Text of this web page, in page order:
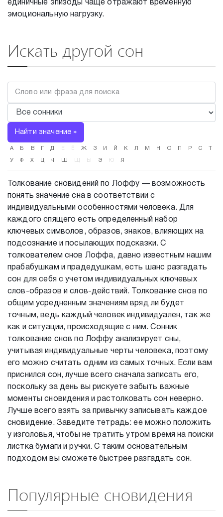
единичные эпизоды чаще отражают временную
эмоциональную нагрузку.
Искать другой сон
Найти значение »
А Б В Д Е Ё Ж З И Й К Л М Н О Р С
У Ф Х Ц Ч Ш Щ Ы Э Ю Я
Толкование сновидений по Лоффу — возможность
понять значение сна в соответствии с
индивидуальными особенностями человека. Для
каждого спящего есть определенный набор
ключевых символов, образов, знаков, влияющих на
подсознание и посылающих подсказки. С
толкователем снов Лоффа, давно известным нашим
прабабушкам и прадедушкам, есть шанс разгадать
сон для себя с учетом индивидуальных ключевых
слов-образов и слов-действий. Толкование снов по
общим усредненным значениям вряд ли будет
точным, ведь каждый человек индивидуален, так же
как и ситуации, происходящие с ним. Сонник
толкование снов по Лоффу анализирует сны,
учитывая индивидуальные черты человека, поэтому
его можно считать одним из самых точных. Если вам
приснился сон, лучше всего сначала записать его,
поскольку за день вы рискуете забыть важные
моменты сновидения и растолковать сон неверно.
Лучше всего взять за привычку записывать каждое
сновидение. Заведите тетрадь: ее можно положить
у изголовья, чтобы не тратить утром время на поиски
листка бумаги и ручки. С таким основательным
подходом вы сможете быстрее разгадать сон.
Популярные сновидения